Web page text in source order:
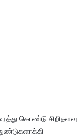
கொண்டு சிறிதளவு